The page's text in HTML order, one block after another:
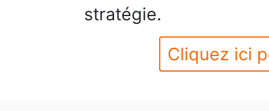
stratégie.
Cliquez ici